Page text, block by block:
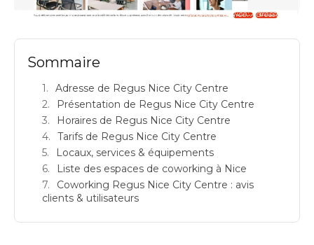
REGUS NICE CITY CENTRE: espace de coworking à Nice: Adresse
Sommaire
Adresse de Regus Nice City Centre
Présentation de Regus Nice City Centre
Horaires de Regus Nice City Centre
Tarifs de Regus Nice City Centre
Locaux, services & équipements
Liste des espaces de coworking à Nice
Coworking Regus Nice City Centre : avis
clients & utilisateurs